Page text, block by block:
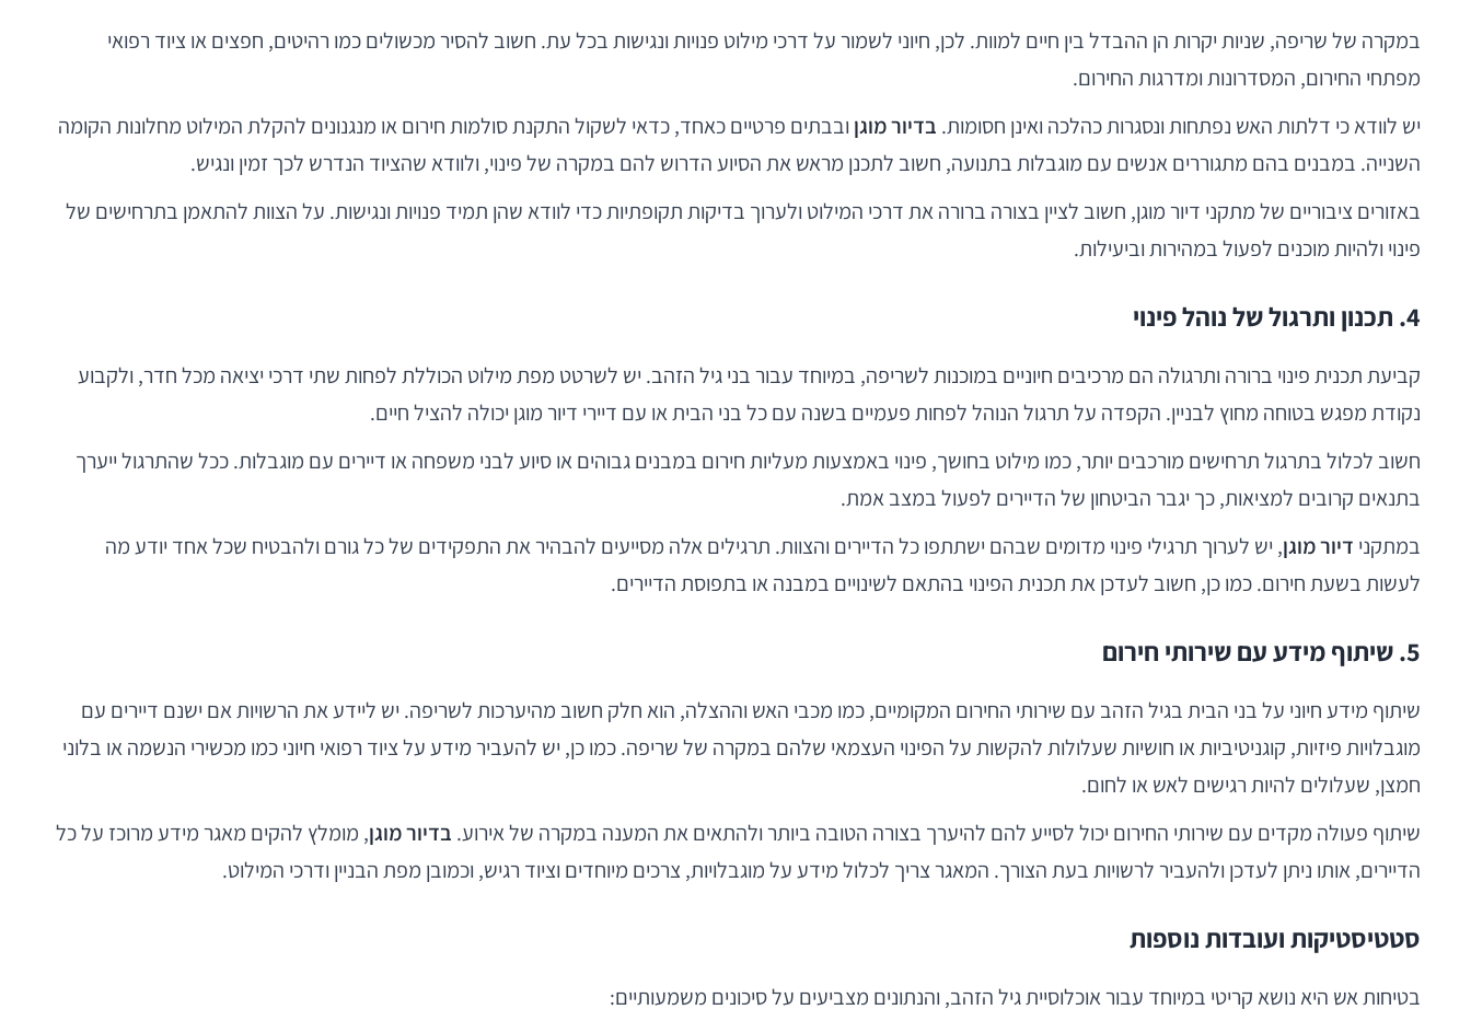
במקרה של שריפה, שניות יקרות הן ההבדל בין חיים למוות. לכן, חיוני לשמור על דרכי מילוט פנויות ונגישות בכל עת. חשוב להסיר מכשולים כמו רהיטים, חפצים או ציוד רפואי
מפתחי החירום, המסדרונות ומדרגות החירום.
יש לוודא כי דלתות האש נפתחות ונסגרות כהלכה ואינן חסומות. בדיור מוגן ובבתים פרטיים כאחד, כדאי לשקול התקנת סולמות חירום או מנגנונים להקלת המילוט מחלונות הקומה
השנייה. במבנים בהם מתגוררים אנשים עם מוגבלות בתנועה, חשוב לתכנן מראש את הסיוע הדרוש להם במקרה של פינוי, ולוודא שהציוד הנדרש לכך זמין ונגיש.
באזורים ציבוריים של מתקני דיור מוגן, חשוב לציין בצורה ברורה את דרכי המילוט ולערוך בדיקות תקופתיות כדי לוודא שהן תמיד פנויות ונגישות. על הצוות להתאמן בתרחישים של
פינוי ולהיות מוכנים לפעול במהירות וביעילות.
4. תכנון ותרגול של נוהל פינוי
קביעת תכנית פינוי ברורה ותרגולה הם מרכיבים חיוניים במוכנות לשריפה, במיוחד עבור בני גיל הזהב. יש לשרטט מפת מילוט הכוללת לפחות שתי דרכי יציאה מכל חדר, ולקבוע
נקודת מפגש בטוחה מחוץ לבניין. הקפדה על תרגול הנוהל לפחות פעמיים בשנה עם כל בני הבית או עם דיירי דיור מוגן יכולה להציל חיים.
חשוב לכלול בתרגול תרחישים מורכבים יותר, כמו מילוט בחושך, פינוי באמצעות מעליות חירום במבנים גבוהים או סיוע לבני משפחה או דיירים עם מוגבלות. ככל שהתרגול ייערך
בתנאים קרובים למציאות, כך יגבר הביטחון של הדיירים לפעול במצב אמת.
במתקני דיור מוגן, יש לערוך תרגילי פינוי מדומים שבהם ישתתפו כל הדיירים והצוות. תרגילים אלה מסייעים להבהיר את התפקידים של כל גורם ולהבטיח שכל אחד יודע מה
לעשות בשעת חירום. כמו כן, חשוב לעדכן את תכנית הפינוי בהתאם לשינויים במבנה או בתפוסת הדיירים.
5. שיתוף מידע עם שירותי חירום
שיתוף מידע חיוני על בני הבית בגיל הזהב עם שירותי החירום המקומיים, כמו מכבי האש וההצלה, הוא חלק חשוב מהיערכות לשריפה. יש ליידע את הרשויות אם ישנם דיירים עם
מוגבלויות פיזיות, קוגניטיביות או חושיות שעלולות להקשות על הפינוי העצמאי שלהם במקרה של שריפה. כמו כן, יש להעביר מידע על ציוד רפואי חיוני כמו מכשירי הנשמה או בלוני
חמצן, שעלולים להיות רגישים לאש או לחום.
שיתוף פעולה מקדים עם שירותי החירום יכול לסייע להם להיערך בצורה הטובה ביותר ולהתאים את המענה במקרה של אירוע. בדיור מוגן, מומלץ להקים מאגר מידע מרוכז על כל
הדיירים, אותו ניתן לעדכן ולהעביר לרשויות בעת הצורך. המאגר צריך לכלול מידע על מוגבלויות, צרכים מיוחדים וציוד רגיש, וכמובן מפת הבניין ודרכי המילוט.
סטטיסטיקות ועובדות נוספות
בטיחות אש היא נושא קריטי במיוחד עבור אוכלוסיית גיל הזהב, והנתונים מצביעים על סיכונים משמעותיים: